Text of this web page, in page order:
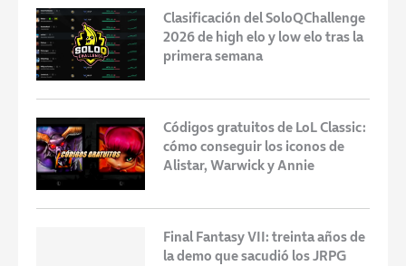
Clasificación del SoloQChallenge
2026 de high elo y low elo tras la
primera semana
Códigos gratuitos de LoL Classic:
cómo conseguir los iconos de
Alistar, Warwick y Annie
Final Fantasy VII: treinta años de
la demo que sacudió los JRPG